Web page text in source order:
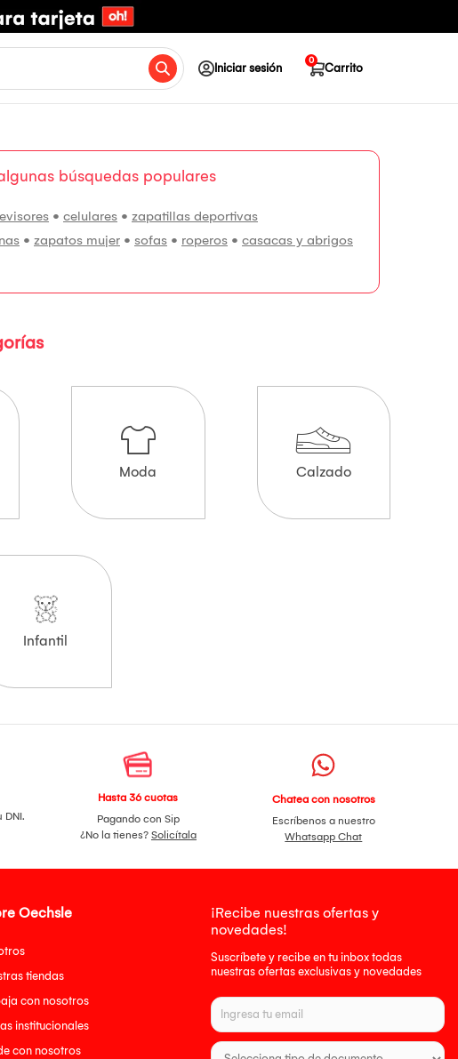
Iniciar sesión Carrito
0
búsquedas populares
• celulares • zapatillas deportivas
• zapatos mujer • sofas • roperos • casacas y abrigos
Moda Calzado
Infantil
DNI.
Hasta 36 cuotas
Pagando con Sip
¿No la tienes? Solicítala
Chatea con nosotros
Escríbenos a nuestro
Whatsapp Chat
Oechsle
tiendas
con nosotros
institucionales
con nosotros
¡Recibe nuestras ofertas y
novedades!
Suscríbete y recibe en tu inbox todas
nuestras ofertas exclusivas y novedades